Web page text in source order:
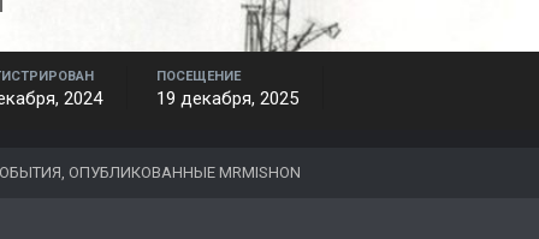
2024
ПОСЕЩЕНИЕ
19 декабря, 2025
ОПУБЛИКОВАННЫЕ MRMISHON